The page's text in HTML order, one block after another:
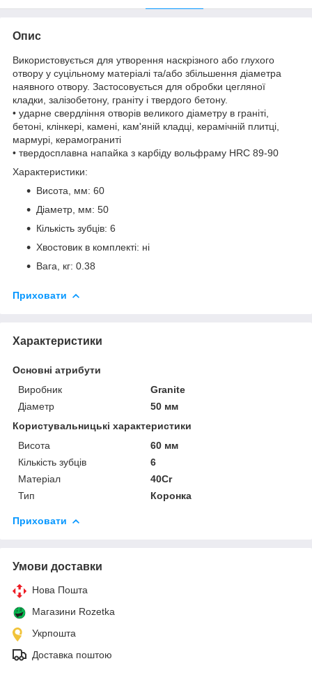
Опис
Використовується для утворення наскрізного або глухого
отвору у суцільному матеріалі та/або збільшення діаметра
наявного отвору. Застосовується для обробки цегляної
кладки, залізобетону, граніту і твердого бетону.
• ударне свердління отворів великого діаметру в граніті,
бетоні, клінкері, камені, кам'яній кладці, керамічній плитці,
мармурі, керамограниті
• твердосплавна напайка з карбіду вольфраму HRC 89-90
Характеристики:
Висота, мм: 60
Діаметр, мм: 50
Кількість зубців: 6
Хвостовик в комплекті: ні
Вага, кг: 0.38
Приховати
Характеристики
Основні атрибути
Виробник
Granite
Діаметр
50 мм
Користувальницькі характеристики
Висота
60 мм
Кількість зубців
6
Матеріал
40Cr
Тип
Коронка
Приховати
Умови доставки
Нова Пошта
Магазини Rozetka
Укрпошта
Доставка поштою